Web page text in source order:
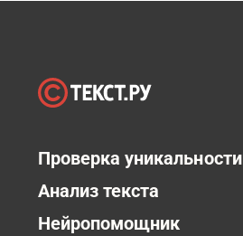
Проверка уникальности
Анализ текста
Нейропомощник